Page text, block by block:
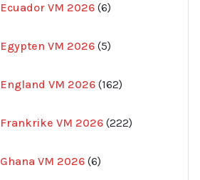
Ecuador VM 2026 6
produkter
Egypten VM 2026 5
produkter
England VM 2026 162
produkter
Frankrike VM 2026 222
produkter
Ghana VM 2026 6
produkter